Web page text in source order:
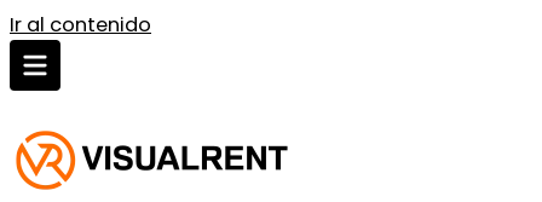
Ir al contenido